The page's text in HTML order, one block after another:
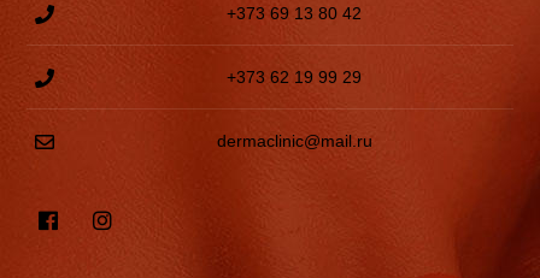
+373 69 13 80 42
+373 62 19 99 29
dermaclinic@mail.ru